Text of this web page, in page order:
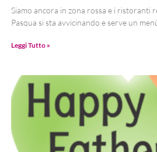
Siamo ancora in zona rossa e i ristoranti
Pasqua si sta avvicinando e serve un
Leggi Tutto »